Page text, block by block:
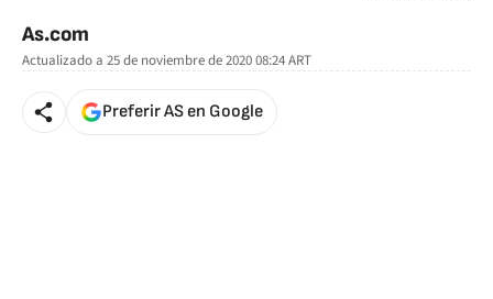
As.com
Actualizado a 25 de noviembre de 2020 08:24ART
Preferir AS en Google